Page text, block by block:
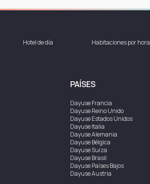
Hotel de día Habitaciones por
PAÍSES
DayuseFrancia
DayuseReino Unido
DayuseEstados Unidos
DayuseItalia
DayuseAlemania
DayuseBélgica
DayuseSuiza
DayuseBrasil
DayusePaíses Bajos
DayuseAustria